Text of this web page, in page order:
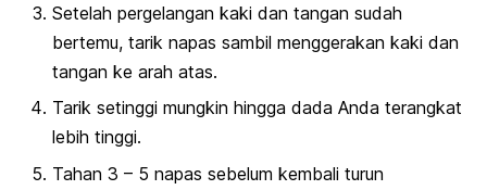
Setelah pergelangan kaki dan tangan sudah
bertemu, tarik napas sambil menggerakan kaki dan
tangan ke arah atas.
Tarik setinggi mungkin hingga dada Anda terangkat
lebih tinggi.
Tahan 3 – 5 napas sebelum kembali turun